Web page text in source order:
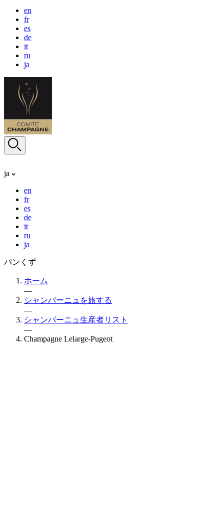
en
fr
es
de
it
ru
ja
ja
en
fr
es
de
it
ru
ja
パンくず
ホーム
—
シャンパーニュを旅する
—
シャンパーニュ生産者リスト
—
Champagne Lelarge-Pugeot